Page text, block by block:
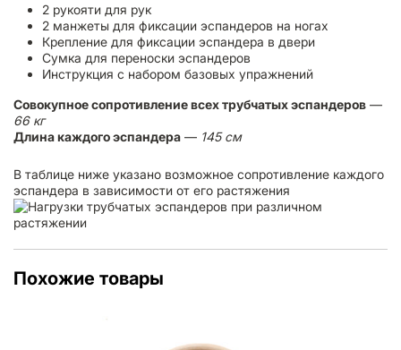
2 рукояти для рук
2 манжеты для фиксации эспандеров на ногах
Крепление для фиксации эспандера в двери
Сумка для переноски эспандеров
Инструкция с набором базовых упражнений
Совокупное сопротивление всех трубчатых эспандеров —
66 кг
Длина каждого эспандера — 145 см
В таблице ниже указано возможное сопротивление каждого
эспандера в зависимости от его растяжения
Похожие товары